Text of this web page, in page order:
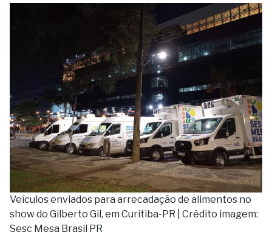
Veículos enviados para arrecadação de alimentos no
show do Gilberto Gil, em Curitiba-PR | Crédito imagem:
Sesc Mesa Brasil PR